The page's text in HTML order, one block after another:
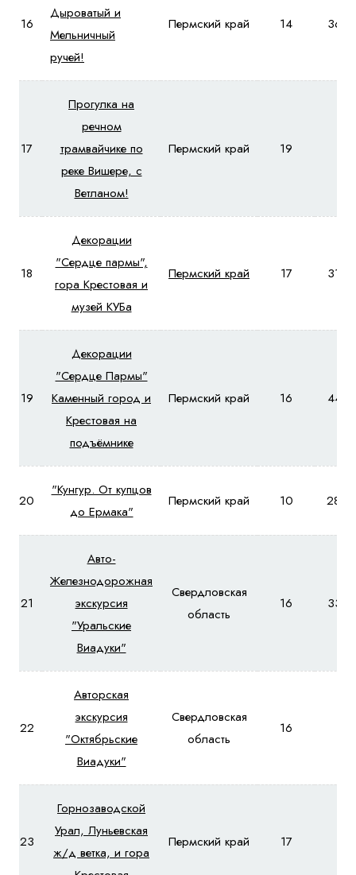
16
Дыроватый и
Мельничный
ручей!
Пермский край 14 3610
17
Прогулка на
речном
трамвайчике по
реке Вишере, с
Ветланом!
Пермский край 19
18
Декорации
"Сердце пармы",
гора Крестовая и
музей КУБа
Пермский край 17 3160
19
Декорации
"Сердце Пармы"
Каменный город и
Крестовая на
подъёмнике
Пермский край 16 4480
20
"Кунгур. От купцов
до Ермака"
Пермский край 10 2800
21
Авто-
Железнодорожная
экскурсия
"Уральские
Виадуки"
Свердловская
область
16 3370
22
Авторская
экскурсия
"Октябрьские
Виадуки"
Свердловская
область
16
23
Горнозаводской
Урал, Луньевская
ж/д ветка, и гора
Пермский край 17